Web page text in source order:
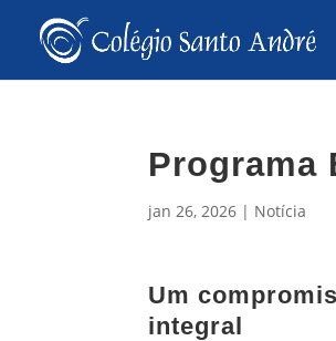
Programa
jan 26, 2026 | Notícia
Um
integral